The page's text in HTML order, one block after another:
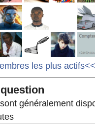
les plus
généralement